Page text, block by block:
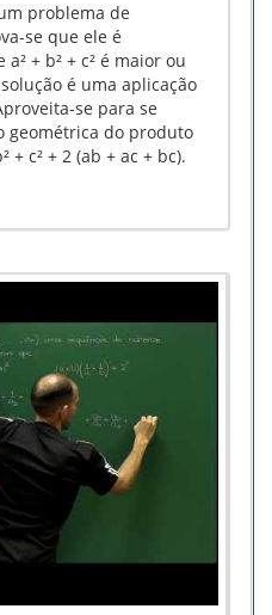
problema de
se que ele é
+ b² + c² é maior ou
é uma aplicação
se para se
geométrica do produto
+ c² + 2 (ab + ac + bc).